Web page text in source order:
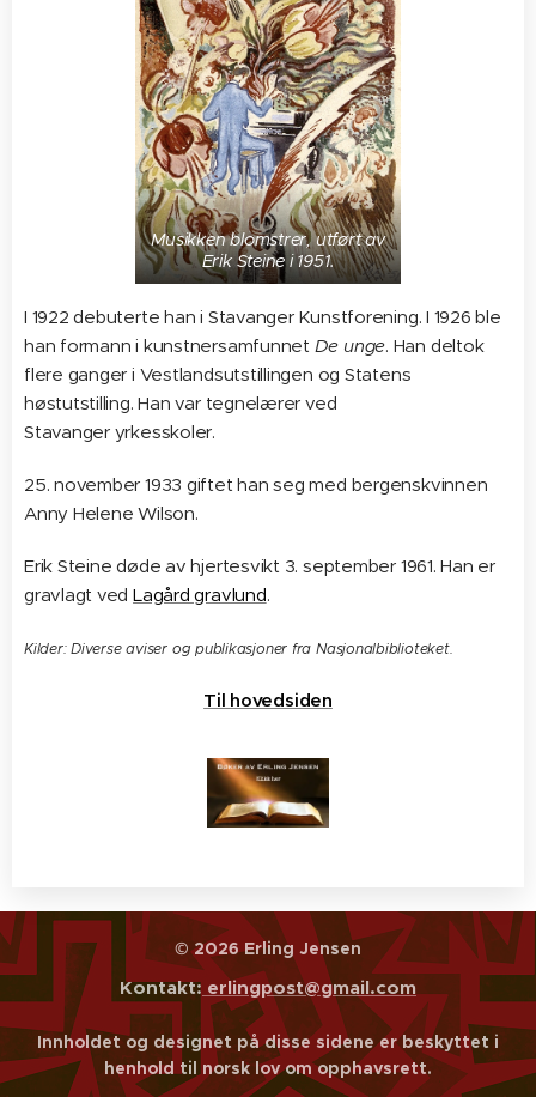
Musikken blomstrer, utført av
Erik Steine i 1951.
I 1922 debuterte han i Stavanger Kunstforening. I 1926 ble
han formann i kunstnersamfunnet De unge. Han deltok
flere ganger i Vestlandsutstillingen og Statens
høstutstilling. Han var tegnelærer ved
Stavanger yrkesskoler.
25. november 1933 giftet han seg med bergenskvinnen
Anny Helene Wilson.
Erik Steine døde av hjertesvikt 3. september 1961. Han er
gravlagt vedLagård gravlund.
Kilder: Diverse aviser og publikasjoner fra Nasjonalbiblioteket.
Til hovedsiden
© 2026 Erling Jensen
Kontakt: erlingpost@gmail.com
Innholdet og designet på disse sidene er beskyttet i
henhold til norsk lov om opphavsrett.